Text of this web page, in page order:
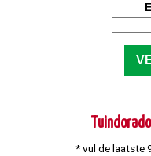
* vul de laatste